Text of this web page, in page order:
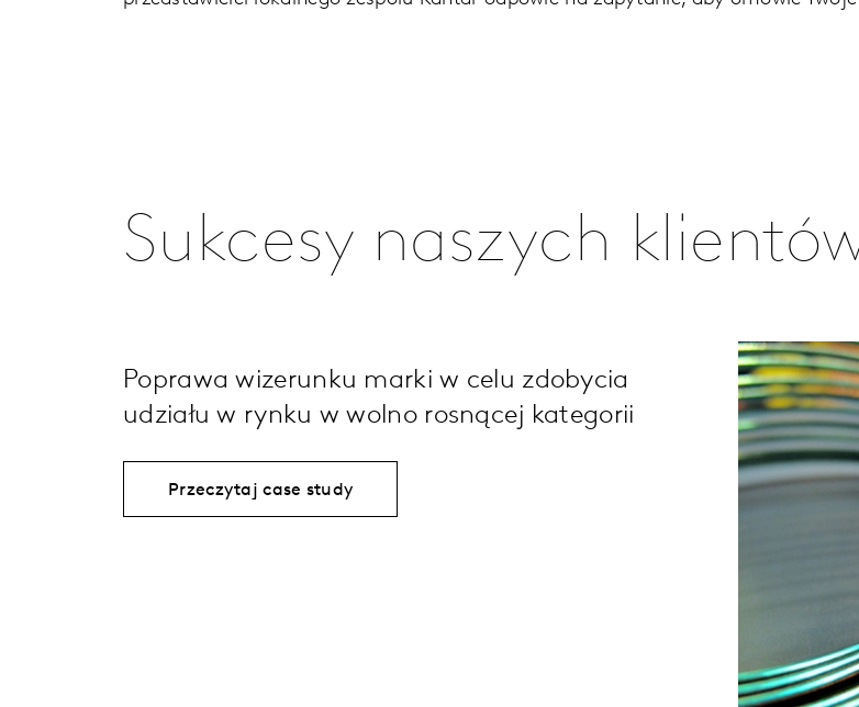
Sukcesy naszych
Poprawa wizerunku marki w celu zdobycia
udziału w rynku w wolno rosnącej kategorii
Przeczytaj case study